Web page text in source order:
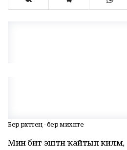
Бер рәхәттең - бер михнәте
Мин бит эштән ҡайтып киләм,